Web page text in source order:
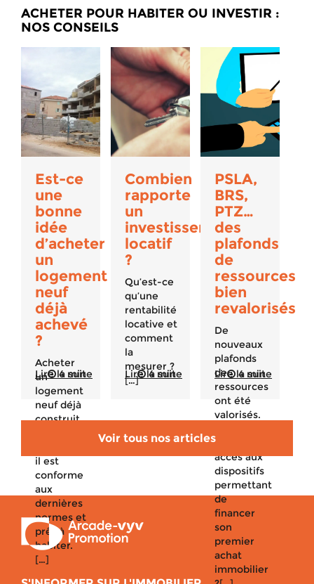
ACHETER POUR HABITER OU INVESTIR :
NOS CONSEILS
Est-ce
une
bonne
idée
d’acheter
un
logement
neuf
déjà
achevé
?
Acheter
un
logement
neuf déjà
construit
il est
conforme
aux
dernières
normes et
prêt à
habiter.
[…]
Lire la suite
4 min
Combien
rapporte
un
investissement
locatif
?
Qu’est-ce
qu’une
rentabilité
locative et
comment
la
mesurer ?
[…]
Lire la suite
4 min
PSLA,
BRS,
PTZ…
des
plafonds
de
ressources
bien
revalorisés
De
nouveaux
plafonds
de
ressources
ont été
valorisés.
avoir
accès aux
dispositifs
permettant
de
financer
son
premier
achat
immobilier
Lire la suite
4 min
Voir tous nos articles